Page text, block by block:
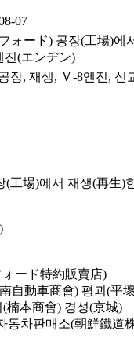
07
ォード) 공장(工場)에
진(エンヂン)
장, 재생, Ｖ-8엔진, 신
(工場)에서 재생(再生)
ード特約販賣店)
自動車商會) 평괴(平
楠本商會) 경성(京城)
동차판매소(朝鮮鐵道